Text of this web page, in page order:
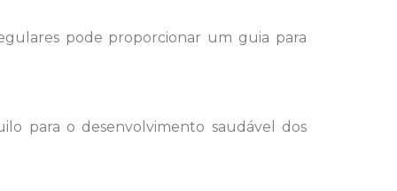
pode proporcionar um guia para
para o desenvolvimento saudável dos